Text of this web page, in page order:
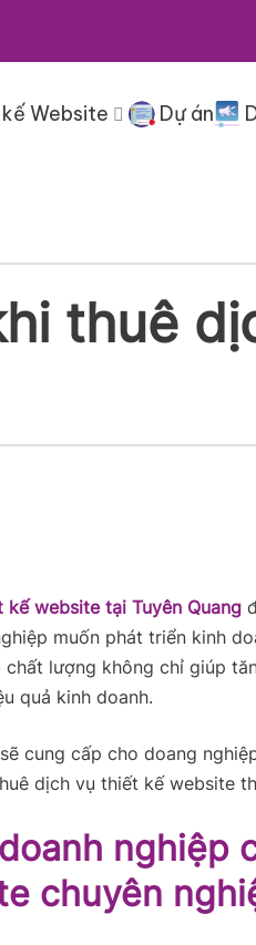
Website Dự án
thuê
kế website tại Tuyên Quang
muốn phát triển kinh
lượng không chỉ giúp
quả kinh doanh.
cung cấp cho doang
dịch vụ thiết kế website
nghiệp
chuyên